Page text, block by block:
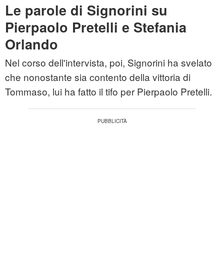
Le parole di Signorini su
Pierpaolo Pretelli e Stefania
Orlando
Nel corso dell'intervista, poi, Signorini ha svelato
che nonostante sia contento della vittoria di
Tommaso, lui ha fatto il tifo per Pierpaolo Pretelli.